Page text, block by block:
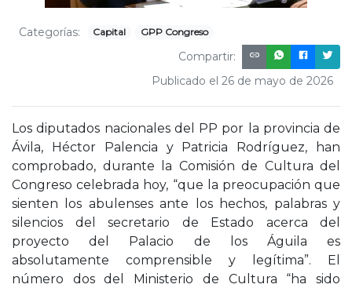
Categorías: Capital GPP Congreso
Compartir:
Publicado el 26 de mayo de 2026
Los diputados nacionales del PP por la provincia de
Ávila, Héctor Palencia y Patricia Rodríguez, han
comprobado, durante la Comisión de Cultura del
Congreso celebrada hoy, “que la preocupación que
sienten los abulenses ante los hechos, palabras y
silencios del secretario de Estado acerca del
proyecto del Palacio de los Águila es
absolutamente comprensible y legítima”. El
número dos del Ministerio de Cultura “ha sido